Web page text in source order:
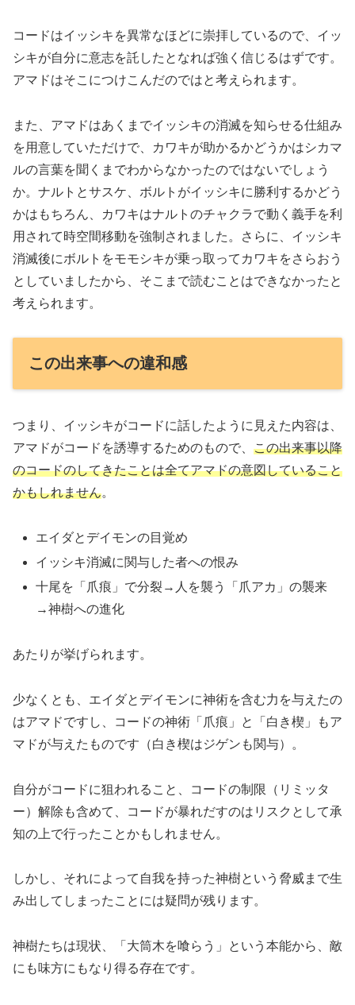
コードはイッシキを異常なほどに崇拝しているので、イッ
シキが自分に意志を託したとなれば強く信じるはずです。
アマドはそこにつけこんだのではと考えられます。
また、アマドはあくまでイッシキの消滅を知らせる仕組み
を用意していただけで、カワキが助かるかどうかはシカマ
ルの言葉を聞くまでわからなかったのではないでしょう
か。ナルトとサスケ、ボルトがイッシキに勝利するかどう
かはもちろん、カワキはナルトのチャクラで動く義手を利
用されて時空間移動を強制されました。さらに、イッシキ
消滅後にボルトをモモシキが乗っ取ってカワキをさらおう
としていましたから、そこまで読むことはできなかったと
考えられます。
この出来事への違和感
つまり、イッシキがコードに話したように見えた内容は、
アマドがコードを誘導するためのもので、 この出来事以降
のコードのしてきたことは全てアマドの意図していること
かもしれません。
エイダとデイモンの目覚め
イッシキ消滅に関与した者への恨み
十尾を「爪痕」で分裂→人を襲う「爪アカ」の襲来
→神樹への進化
あたりが挙げられます。
少なくとも、エイダとデイモンに神術を含む力を与えたの
はアマドですし、コードの神術「爪痕」と「白き楔」もア
マドが与えたものです（白き楔はジゲンも関与）。
自分がコードに狙われること、コードの制限（リミッタ
ー）解除も含めて、コードが暴れだすのはリスクとして承
知の上で行ったことかもしれません。
しかし、それによって自我を持った神樹という脅威まで生
み出してしまったことには疑問が残ります。
神樹たちは現状、「大筒木を喰らう」という本能から、敵
にも味方にもなり得る存在です。